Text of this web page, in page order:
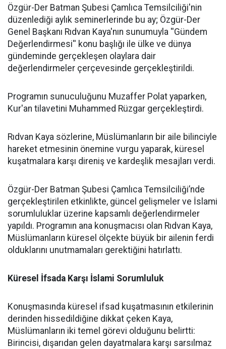
​Özgür-Der Batman Şubesi Çamlıca Temsilciliği'nin
düzenlediği aylık seminerlerinde bu ay; Özgür-Der
Genel Başkanı Rıdvan Kaya'nın sunumuyla ''Gündem
Değerlendirmesi'' konu başlığı ile ülke ve dünya
gündeminde gerçekleşen olaylara dair
değerlendirmeler çerçevesinde gerçekleştirildi.
Programın sunuculuğunu Muzaffer Polat yaparken,
Kur'an tilavetini Muhammed Rüzgar gerçekleştirdi.
Rıdvan Kaya sözlerine, Müslümanların bir aile bilinciyle
hareket etmesinin önemine vurgu yaparak, küresel
kuşatmalara karşı direniş ve kardeşlik mesajları verdi.
Özgür-Der Batman Şubesi Çamlıca Temsilciliği’nde
gerçekleştirilen etkinlikte, güncel gelişmeler ve İslami
sorumluluklar üzerine kapsamlı değerlendirmeler
yapıldı. Programın ana konuşmacısı olan Rıdvan Kaya,
Müslümanların küresel ölçekte büyük bir ailenin ferdi
olduklarını unutmamaları gerektiğini hatırlattı.
Küresel İfsada Karşı İslami Sorumluluk
Konuşmasında küresel ifsad kuşatmasının etkilerinin
derinden hissedildiğine dikkat çeken Kaya,
Müslümanların iki temel görevi olduğunu belirtti:
Birincisi, dışarıdan gelen dayatmalara karşı sarsılmaz